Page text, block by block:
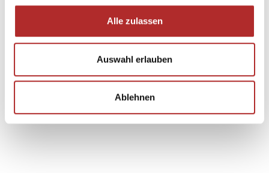
Alle zulassen
Auswahl erlauben
Ablehnen